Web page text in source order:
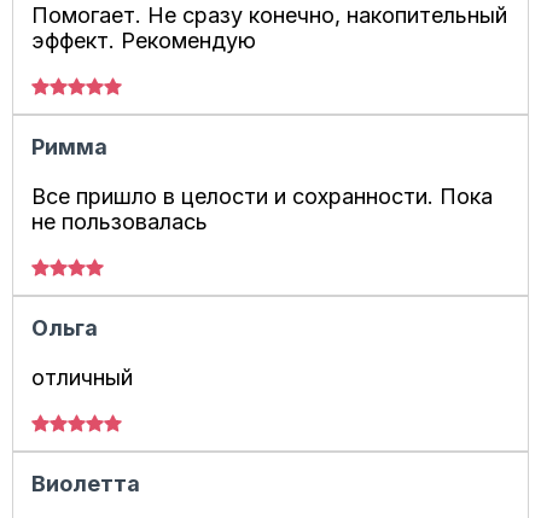
Помогает. Не сразу конечно, накопительный
эффект. Рекомендую
Римма
Все пришло в целости и сохранности. Пока
не пользовалась
Ольга
отличный
Виолетта